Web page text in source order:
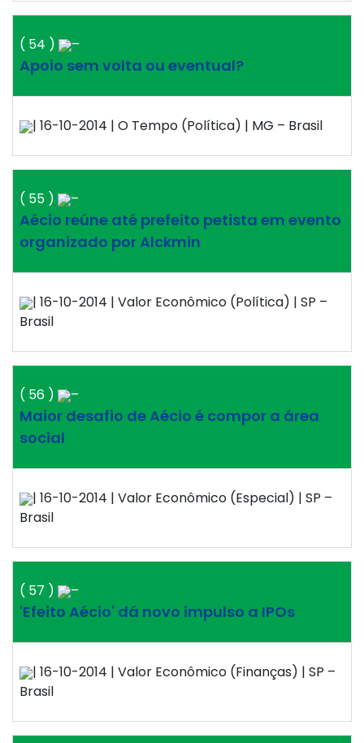
( 54 ) –
Apoio sem volta ou eventual?
| 16-10-2014 | O Tempo (Política) | MG – Brasil
( 55 ) –
Aécio reúne até prefeito petista em evento
organizado por Alckmin
| 16-10-2014 | Valor Econômico (Política) | SP –
Brasil
( 56 ) –
Maior desafio de Aécio é compor a área
social
| 16-10-2014 | Valor Econômico (Especial) | SP –
Brasil
( 57 ) –
'Efeito Aécio' dá novo impulso a IPOs
| 16-10-2014 | Valor Econômico (Finanças) | SP –
Brasil